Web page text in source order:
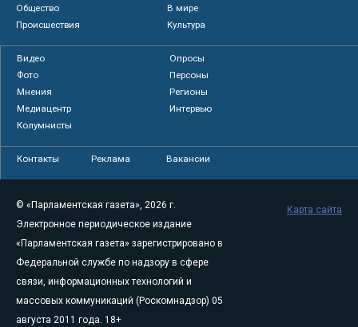
Общество
В мире
Происшествия
Культура
Видео
Опросы
Фото
Персоны
Мнения
Регионы
Медиацентр
Интервью
Колумнисты
Контакты Реклама Вакансии
© «Парламентская газета», 2026 г.
Электронное периодическое издание
«Парламентская газета» зарегистрировано в
Федеральной службе по надзору в сфере
связи, информационных технологий и
массовых коммуникаций (Роскомнадзор) 05
августа 2011 года. 18+
Карта сайта